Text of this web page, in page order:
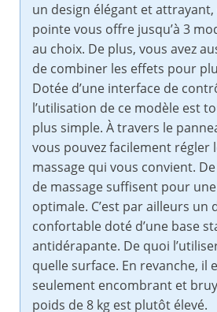
un design élégant et attrayant,
pointe vous offre jusqu’à 3
au choix. De plus, vous avez
de combiner les effets pour
Dotée d’une interface de
l’utilisation de ce modèle est
plus simple. À travers le
vous pouvez facilement régler
massage qui vous convient.
de massage suffisent pour
optimale. C’est par ailleurs un
confortable doté d’une base
antidérapante. De quoi
quelle surface. En revanche, il
seulement encombrant et
poids de 8 kg est plutôt élevé.